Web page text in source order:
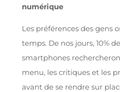
numérique
Les préférences des gens
temps. De nos jours, 10%
smartphones
menu, les critiques et les
avant de se rendre sur